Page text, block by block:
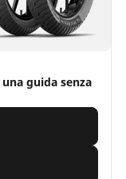
guida senza